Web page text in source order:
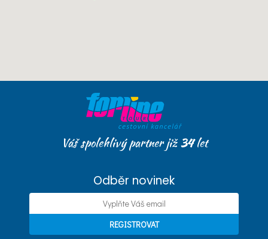
Váš spolehlivý partner již34let
Odběr novinek